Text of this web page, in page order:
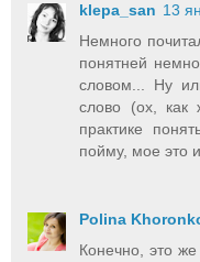
klepa_san 13
Немного
понятней
словом... Ну
слово (ох, как
практике
пойму, мое это
Polina
Конечно, это